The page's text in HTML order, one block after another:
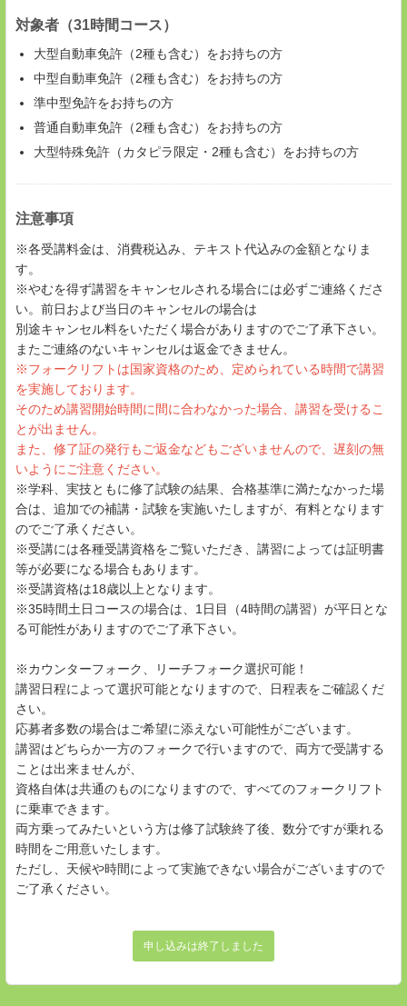
対象者（31時間コース）
大型自動車免許（2種も含む）をお持ちの方
中型自動車免許（2種も含む）をお持ちの方
準中型免許をお持ちの方
普通自動車免許（2種も含む）をお持ちの方
大型特殊免許（カタピラ限定・2種も含む）をお持ちの方
注意事項
※各受講料金は、消費税込み、テキスト代込みの金額となりま
す。
※やむを得ず講習をキャンセルされる場合には必ずご連絡くださ
い。前日および当日のキャンセルの場合は
別途キャンセル料をいただく場合がありますのでご了承下さい。
またご連絡のないキャンセルは返金できません。
※フォークリフトは国家資格のため、定められている時間で講習
を実施しております。
そのため講習開始時間に間に合わなかった場合、講習を受けるこ
とが出ません。
また、修了証の発行もご返金などもございませんので、遅刻の無
いようにご注意ください。
※学科、実技ともに修了試験の結果、合格基準に満たなかった場
合は、追加での補講・試験を実施いたしますが、有料となります
のでご了承ください。
※受講には各種受講資格をご覧いただき、講習によっては証明書
等が必要になる場合もあります。
※受講資格は18歳以上となります。
※35時間土日コースの場合は、1日目（4時間の講習）が平日とな
る可能性がありますのでご了承下さい。
※カウンターフォーク、リーチフォーク選択可能！
講習日程によって選択可能となりますので、日程表をご確認くだ
さい。
応募者多数の場合はご希望に添えない可能性がございます。
講習はどちらか一方のフォークで行いますので、両方で受講する
ことは出来ませんが、
資格自体は共通のものになりますので、すべてのフォークリフト
に乗車できます。
両方乗ってみたいという方は修了試験終了後、数分ですが乗れる
時間をご用意いたします。
ただし、天候や時間によって実施できない場合がございますので
ご了承ください。
申し込みは終了しました